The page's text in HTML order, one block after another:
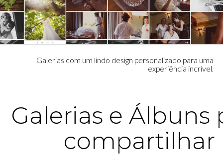
Galerias com um lindo design personalizado para uma
experiência incrível.
Galerias e Álbuns
compartilhar